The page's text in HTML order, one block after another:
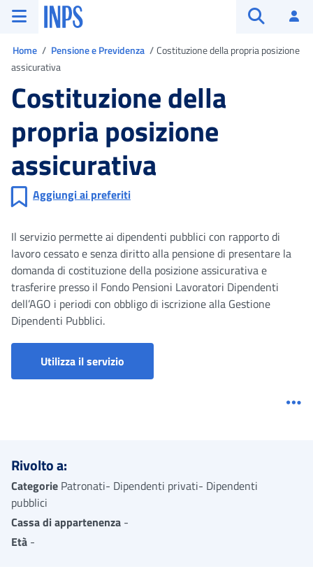
Vai al menu principale
Vai al contenuto principale
Vai al pie' di pagina
INPS ()
Home Pensione e Previdenza
Costituzione della propria posizione
assicurativa
Costituzione della
propria posizione
assicurativa
Aggiungi ai preferiti
Il servizio permette ai dipendenti pubblici con rapporto di
lavoro cessato e senza diritto alla pensione di presentare la
domanda di costituzione della posizione assicurativa e
trasferire presso il Fondo Pensioni Lavoratori Dipendenti
dell’AGO i periodi con obbligo di iscrizione alla Gestione
Dipendenti Pubblici.
Utilizza il servizio
Rivolto a:
Categorie Patronati- Dipendenti privati- Dipendenti
pubblici
Cassa di appartenenza -
Età -